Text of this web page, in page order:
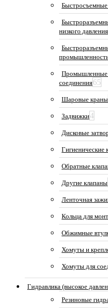
низкого давления
Промышленные
соединения65
Шаровые краны
Задвижки4
Дисковые
Гигиенические
Обратные
Другие клапаны
Ленточная
Кольца для
Обжимные
Хомуты и
Хомуты для
Гидравлика (высокое
Резиновые